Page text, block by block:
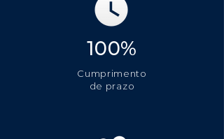
100%
Cumprimento
de prazo